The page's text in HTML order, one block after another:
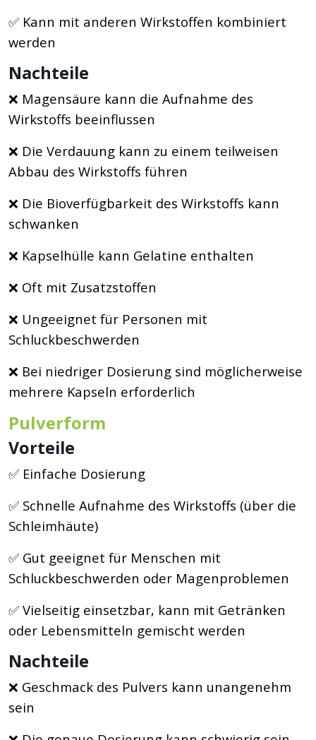
✅ Kann mit anderen Wirkstoffen kombiniert
werden
Nachteile
❌ Magensäure kann die Aufnahme des
Wirkstoffs beeinflussen
❌ Die Verdauung kann zu einem teilweisen
Abbau des Wirkstoffs führen
❌ Die Bioverfügbarkeit des Wirkstoffs kann
schwanken
❌ Kapselhülle kann Gelatine enthalten
❌ Oft mit Zusatzstoffen
❌ Ungeeignet für Personen mit
Schluckbeschwerden
❌ Bei niedriger Dosierung sind möglicherweise
mehrere Kapseln erforderlich
Pulverform
Vorteile
✅ Einfache Dosierung
✅ Schnelle Aufnahme des Wirkstoffs (über die
Schleimhäute)
✅ Gut geeignet für Menschen mit
Schluckbeschwerden oder Magenproblemen
✅ Vielseitig einsetzbar, kann mit Getränken
oder Lebensmitteln gemischt werden
Nachteile
❌ Geschmack des Pulvers kann unangenehm
sein